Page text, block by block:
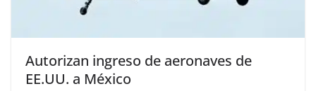
Autorizan ingreso de aeronaves de
EE.UU. a México